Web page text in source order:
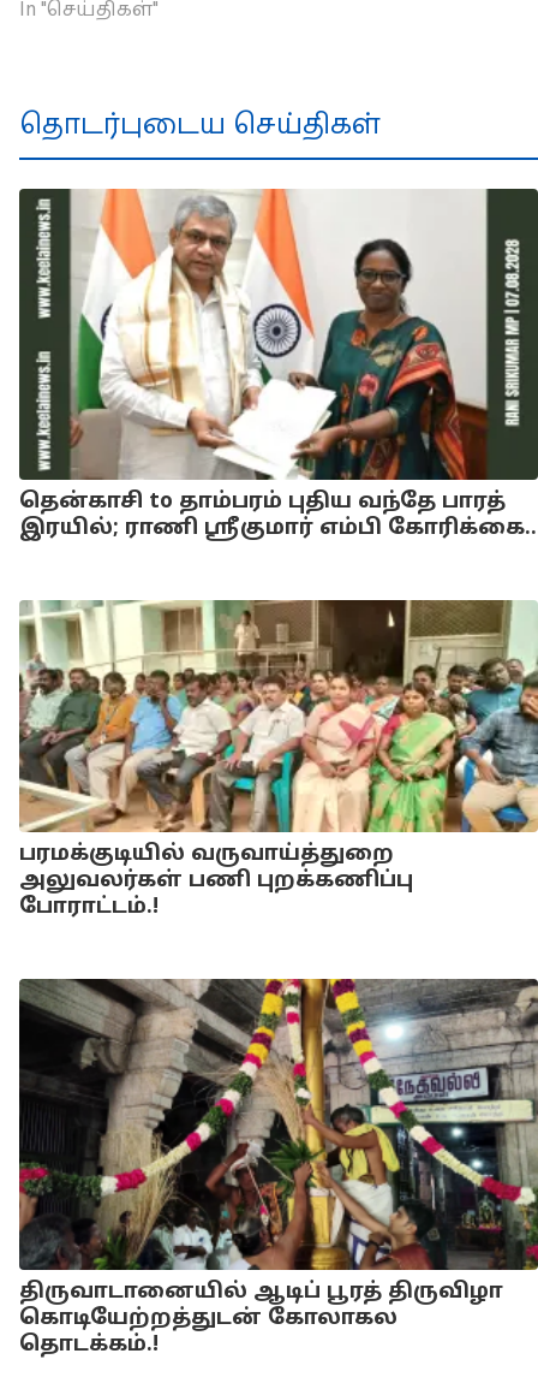
In "செய்திகள்"
தொடர்புடைய செய்திகள்
தென்காசி to தாம்பரம் புதிய வந்தே பாரத்
இரயில்; ராணி ஸ்ரீகுமார் எம்பி கோரிக்கை..
பரமக்குடியில் வருவாய்த்துறை
அலுவலர்கள் பணி புறக்கணிப்பு
போராட்டம்.!
திருவாடானையில் ஆடிப் பூரத் திருவிழா
கொடியேற்றத்துடன் கோலாகல
தொடக்கம்.!